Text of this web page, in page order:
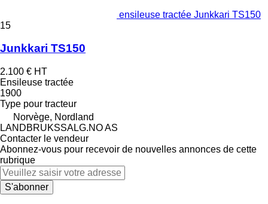
ensileuse tractée Junkkari TS150
15
Junkkari TS150
2.100 € HT
Ensileuse tractée
1900
Type pour tracteur
Norvège, Nordland
LANDBRUKSSALG.NO AS
Contacter le vendeur
Abonnez-vous pour recevoir de nouvelles annonces de cette
rubrique
S'abonner